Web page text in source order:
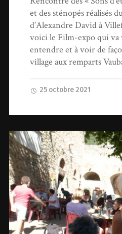
et des sténopés réalisés
d’Alexandre David à
voici le Film-expo qui va
entendre et à voir de
village aux remparts
25 octobre 2021